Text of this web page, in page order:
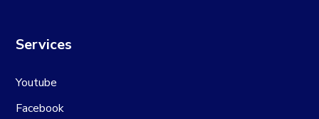
Services
Youtube
Facebook